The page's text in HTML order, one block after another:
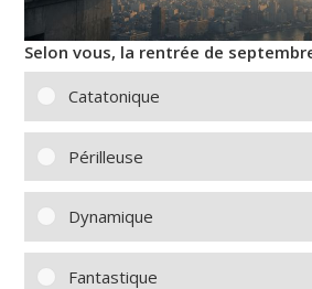
Selon vous, la rentrée de
Catatonique
Périlleuse
Dynamique
Fantastique